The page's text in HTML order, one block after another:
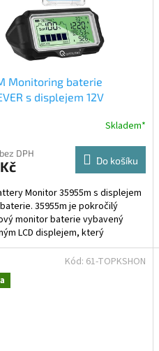
Monitoring baterie
s displejem 12V
Skladem*
DPH
Do košíku
Monitor 35955m s displejem
35955m je pokročilý
monitor baterie vybavený
LCD displejem, který
okamžité zobrazení...
Kód: 61-TOPKSHON